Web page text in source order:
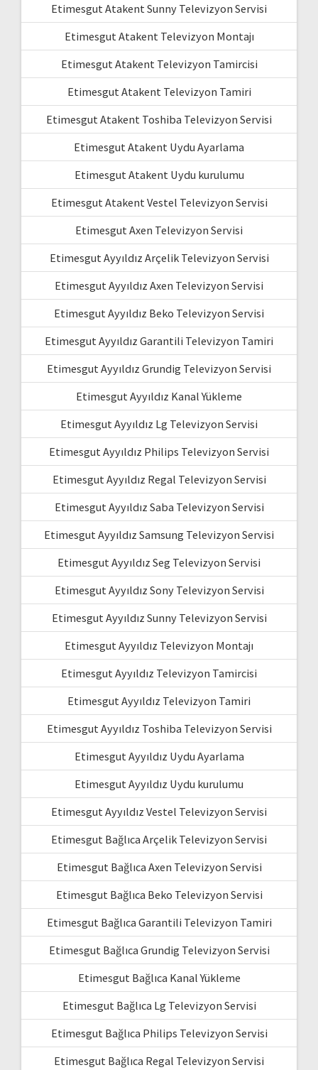
Etimesgut Atakent Sunny Televizyon Servisi
Etimesgut Atakent Televizyon Montajı
Etimesgut Atakent Televizyon Tamircisi
Etimesgut Atakent Televizyon Tamiri
Etimesgut Atakent Toshiba Televizyon Servisi
Etimesgut Atakent Uydu Ayarlama
Etimesgut Atakent Uydu kurulumu
Etimesgut Atakent Vestel Televizyon Servisi
Etimesgut Axen Televizyon Servisi
Etimesgut Ayyıldız Arçelik Televizyon Servisi
Etimesgut Ayyıldız Axen Televizyon Servisi
Etimesgut Ayyıldız Beko Televizyon Servisi
Etimesgut Ayyıldız Garantili Televizyon Tamiri
Etimesgut Ayyıldız Grundig Televizyon Servisi
Etimesgut Ayyıldız Kanal Yükleme
Etimesgut Ayyıldız Lg Televizyon Servisi
Etimesgut Ayyıldız Philips Televizyon Servisi
Etimesgut Ayyıldız Regal Televizyon Servisi
Etimesgut Ayyıldız Saba Televizyon Servisi
Etimesgut Ayyıldız Samsung Televizyon Servisi
Etimesgut Ayyıldız Seg Televizyon Servisi
Etimesgut Ayyıldız Sony Televizyon Servisi
Etimesgut Ayyıldız Sunny Televizyon Servisi
Etimesgut Ayyıldız Televizyon Montajı
Etimesgut Ayyıldız Televizyon Tamircisi
Etimesgut Ayyıldız Televizyon Tamiri
Etimesgut Ayyıldız Toshiba Televizyon Servisi
Etimesgut Ayyıldız Uydu Ayarlama
Etimesgut Ayyıldız Uydu kurulumu
Etimesgut Ayyıldız Vestel Televizyon Servisi
Etimesgut Bağlıca Arçelik Televizyon Servisi
Etimesgut Bağlıca Axen Televizyon Servisi
Etimesgut Bağlıca Beko Televizyon Servisi
Etimesgut Bağlıca Garantili Televizyon Tamiri
Etimesgut Bağlıca Grundig Televizyon Servisi
Etimesgut Bağlıca Kanal Yükleme
Etimesgut Bağlıca Lg Televizyon Servisi
Etimesgut Bağlıca Philips Televizyon Servisi
Etimesgut Bağlıca Regal Televizyon Servisi